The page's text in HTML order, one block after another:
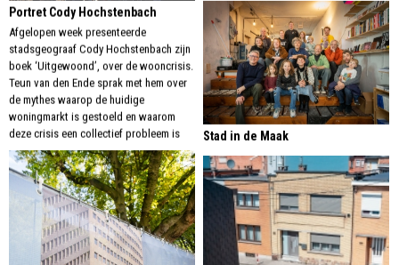
Portret Cody Hochstenbach
Afgelopen week presenteerde
stadsgeograaf Cody Hochstenbach zijn
boek ‘Uitgewoond’, over de wooncrisis.
Teun van den Ende sprak met hem over
de mythes waarop de huidige
woningmarkt is gestoeld en waarom
deze crisis een collectief probleem is
Stad in de Maak